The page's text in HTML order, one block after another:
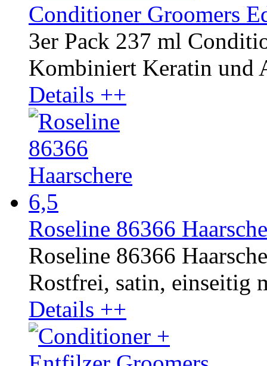
Conditioner Groomers
3er Pack 237 ml
Kombiniert Keratin und
Details ++
Roseline 86366
Roseline 86366
Rostfrei, satin, einseitig
Details ++